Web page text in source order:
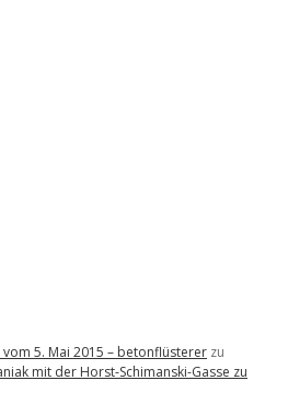
vom 5. Mai 2015 – betonflüsterer zu
mit der Horst-Schimanski-Gasse zu